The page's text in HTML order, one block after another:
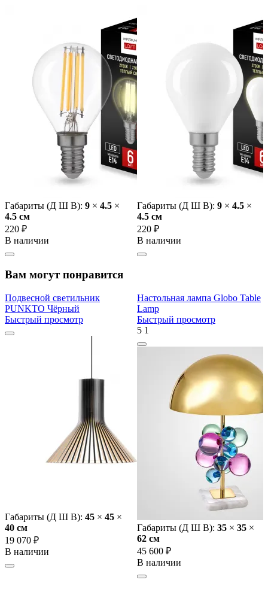
Габариты (Д Ш В): 9 × 4.5 ×
4.5 cм
220 ₽
В наличии
Габариты (Д Ш В): 9 × 4.5 ×
4.5 cм
220 ₽
В наличии
Вам могут понравится
Подвесной светильник
PUNKTO Чёрный
Быстрый просмотр
Габариты (Д Ш В): 45 × 45 ×
40 cм
19 070 ₽
В наличии
Настольная лампа Globo Table
Lamp
Быстрый просмотр
5 1
Габариты (Д Ш В): 35 × 35 ×
62 cм
45 600 ₽
В наличии